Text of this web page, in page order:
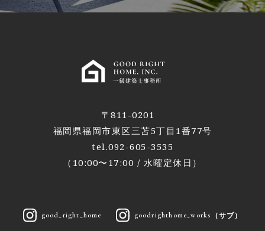
〒811-0201
福岡県福岡市東区三苫5丁目1番77号
tel.092-605-3535
（10:00〜17:00 / 水曜定休日）
good_right_home goodrighthome_works （サブ）